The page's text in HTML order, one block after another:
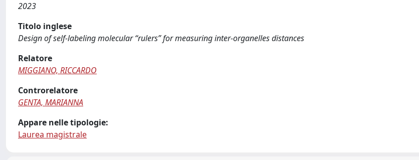
2023
Titolo inglese
Design of self-labeling molecular “rulers” for measuring inter-organelles distances
Relatore
MIGGIANO, RICCARDO
Controrelatore
GENTA, MARIANNA
Appare nelle tipologie:
Laurea magistrale